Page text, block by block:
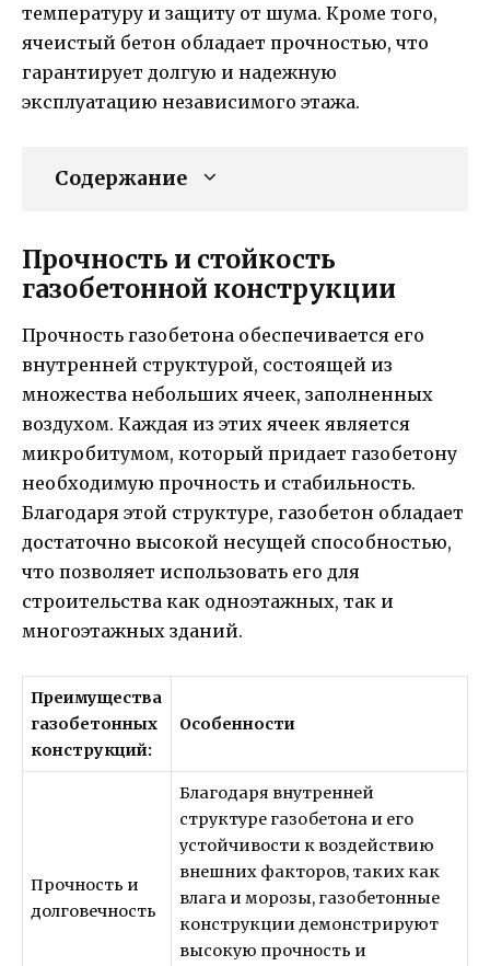
температуру и защиту от шума. Кроме того,
ячеистый бетон обладает прочностью, что
гарантирует долгую и надежную
эксплуатацию независимого этажа.
Содержание
Прочность и стойкость
газобетонной конструкции
Прочность газобетона обеспечивается его
внутренней структурой, состоящей из
множества небольших ячеек, заполненных
воздухом. Каждая из этих ячеек является
микробитумом, который придает газобетону
необходимую прочность и стабильность.
Благодаря этой структуре, газобетон обладает
достаточно высокой несущей способностью,
что позволяет использовать его для
строительства как одноэтажных, так и
многоэтажных зданий.
Преимущества
газобетонных
конструкций:
Особенности
Прочность и
долговечность
Благодаря внутренней
структуре газобетона и его
устойчивости к воздействию
внешних факторов, таких как
влага и морозы, газобетонные
конструкции демонстрируют
высокую прочность и